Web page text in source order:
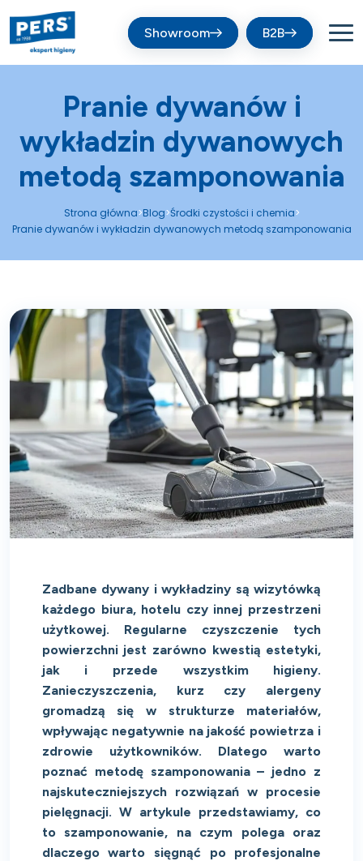
Showroom B2B
Pranie dywanów i
wykładzin dywanowych
metodą szamponowania
Strona główna>Blog>Środki czystości i chemia>
Pranie dywanów i wykładzin dywanowych metodą szamponowania
Zadbane dywany i wykładziny są wizytówką
każdego biura, hotelu czy innej przestrzeni
użytkowej. Regularne czyszczenie tych
powierzchni jest zarówno kwestią estetyki,
jak i przede wszystkim higieny.
Zanieczyszczenia, kurz czy alergeny
gromadzą się w strukturze materiałów,
wpływając negatywnie na jakość powietrza i
zdrowie użytkowników. Dlatego warto
poznać metodę szamponowania – jedno z
najskuteczniejszych rozwiązań w procesie
pielęgnacji. W artykule przedstawiamy, co
to szamponowanie, na czym polega oraz
dlaczego warto sięgnąć po profesjonalne